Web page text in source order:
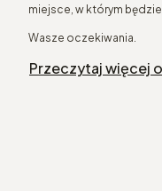
miejsce, w którym
Wasze oczekiwania.
Przeczytaj więcej